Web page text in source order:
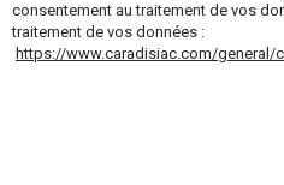
consentement au traitement de vos
traitement de vos données :
https://www.caradisiac.com/general/